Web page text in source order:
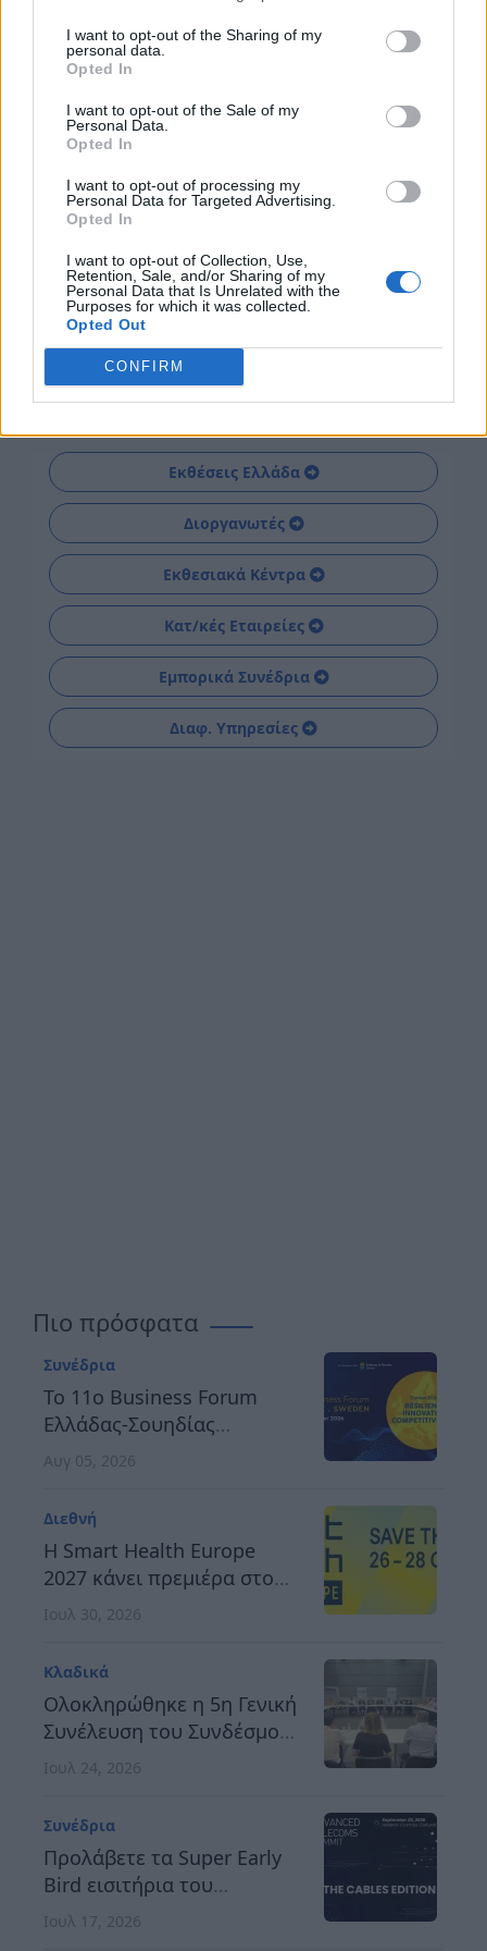
I want to opt-out of the Sharing of my
personal data.
Opted In
I want to opt-out of the Sale of my
Personal Data.
Opted In
I want to opt-out of processing my
Personal Data for Targeted Advertising.
Opted In
I want to opt-out of Collection, Use,
Retention, Sale, and/or Sharing of my
Personal Data that Is Unrelated with the
Purposes for which it was collected.
Opted Out
CONFIRM
Εκθέσεις Ελλάδα
Διοργανωτές
Εκθεσιακά Κέντρα
Κατ/κές Εταιρείες
Εμπορικά Συνέδρια
Διαφ. Υπηρεσίες
Πιο πρόσφατα
Συνέδρια
Το 11ο Business Forum
Ελλάδας-Σουηδίας
αναδεικνύει τον δρόμο
καινοτόμο και
ανταγωνιστική Ευρώπη
Αυγ 05, 2026
Διεθνή
H Smart Health Europe
2027 κάνει πρεμιέρα στο
Βερολίνο, στις 26 έως 28
Ιουλ 30, 2026
Κλαδικά
Ολοκληρώθηκε η 5η Γενική
Συνέλευση του Συνδέσμου
Οργανωτών &
Ελλάδος
Ιουλ 24, 2026
Συνέδρια
Προλάβετε τα Super Early
Bird εισιτήρια του
Advanced Telecoms
Ιουλ 17, 2026